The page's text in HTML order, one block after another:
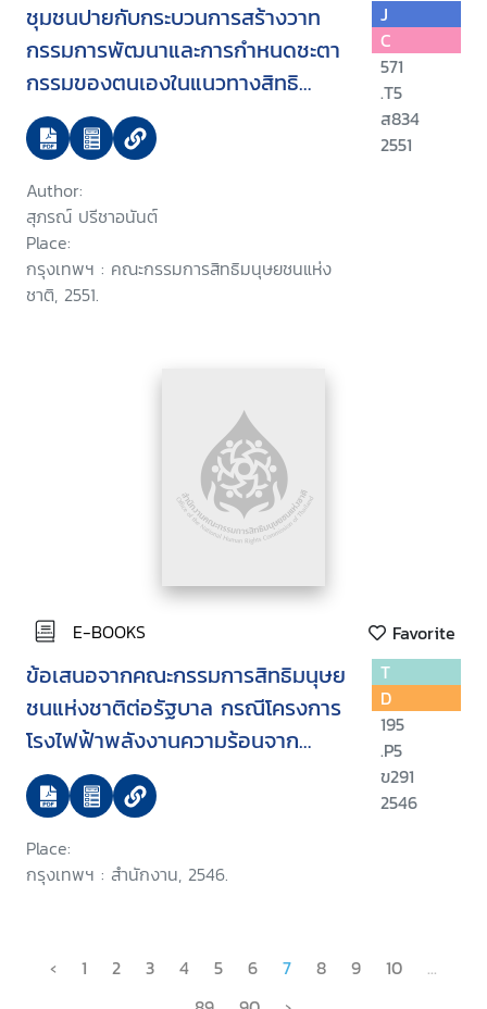
ชุมชนปายกับกระบวนการสร้างวาท
กรรมการพัฒนาและการกำหนดชะตา
กรรมของตนเองในแนวทางสิทธิ
มนุษยชน
Author:
สุภรณ์ ปรีชาอนันต์
Place:
กรุงเทพฯ : คณะกรรมการสิทธิมนุษยชนแห่ง
ชาติ, 2551.
J
C
571
.T5
ส834
2551
E-BOOKS Favorite
ข้อเสนอจากคณะกรรมการสิทธิมนุษย
ชนแห่งชาติต่อรัฐบาล กรณีโครงการ
โรงไฟฟ้าพลังงานความร้อนจาก
ถ่านหิน หินกรูด-บ่อนอก และ
โครงการท่อส่งก๊าซและโรงแยกก๊าซ
ธรรมชาติ ไทย-มาเลเซีย
Place:
กรุงเทพฯ : สำนักงาน, 2546.
T
D
195
.P5
ข291
2546
‹ 1 2 3 4 5 6 7 8 9 10
...